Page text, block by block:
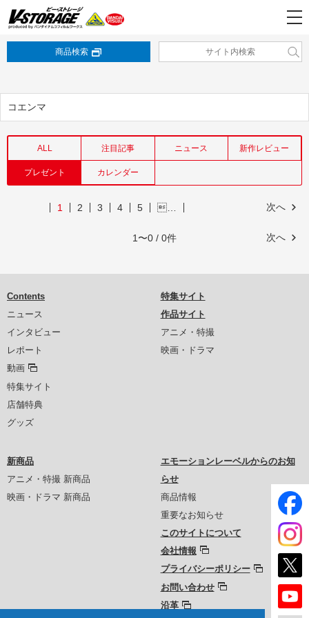
商品検索
コエンマ
ALL 注目記事 ニュース 新作レビュー
プレゼント カレンダー
次へ
1 2 3 4 5 …
次へ
1〜0 / 0件
Contents
ニュース
インタビュー
レポート
動画
特集サイト
店舗特典
グッズ
特集サイト
作品サイト
アニメ・特撮
映画・ドラマ
新商品
アニメ・特撮 新商品
映画・ドラマ 新商品
エモーションレーベルからのお知
らせ
商品情報
重要なお知らせ
このサイトについて
会社情報
プライバシーポリシー
お問い合わせ
沿革